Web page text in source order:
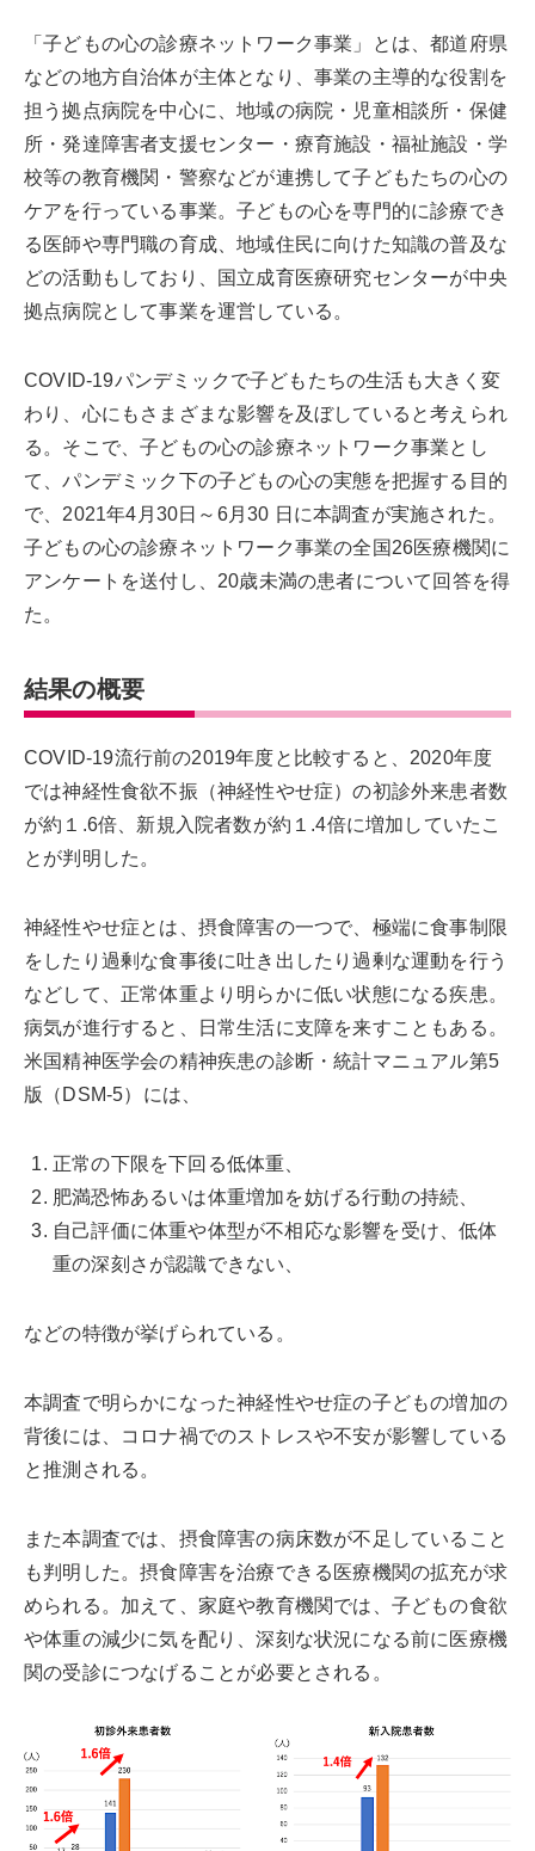
「子どもの心の診療ネットワーク事業」とは、都道府県
などの地方自治体が主体となり、事業の主導的な役割を
担う拠点病院を中心に、地域の病院・児童相談所・保健
所・発達障害者支援センター・療育施設・福祉施設・学
校等の教育機関・警察などが連携して子どもたちの心の
ケアを行っている事業。子どもの心を専門的に診療でき
る医師や専門職の育成、地域住民に向けた知識の普及な
どの活動もしており、国立成育医療研究センターが中央
拠点病院として事業を運営している。
COVID-19パンデミックで子どもたちの生活も大きく変
わり、心にもさまざまな影響を及ぼしていると考えられ
る。そこで、子どもの心の診療ネットワーク事業とし
て、パンデミック下の子どもの心の実態を把握する目的
で、2021年4月30日～6月30 日に本調査が実施された。
子どもの心の診療ネットワーク事業の全国26医療機関に
アンケートを送付し、20歳未満の患者について回答を得
た。
結果の概要
COVID-19流行前の2019年度と比較すると、2020年度
では神経性食欲不振（神経性やせ症）の初診外来患者数
が約１.6倍、新規入院者数が約１.4倍に増加していたこ
とが判明した。
神経性やせ症とは、摂食障害の一つで、極端に食事制限
をしたり過剰な食事後に吐き出したり過剰な運動を行う
などして、正常体重より明らかに低い状態になる疾患。
病気が進行すると、日常生活に支障を来すこともある。
米国精神医学会の精神疾患の診断・統計マニュアル第5
版（DSM-5）には、
正常の下限を下回る低体重、
肥満恐怖あるいは体重増加を妨げる行動の持続、
自己評価に体重や体型が不相応な影響を受け、低体
重の深刻さが認識できない、
などの特徴が挙げられている。
本調査で明らかになった神経性やせ症の子どもの増加の
背後には、コロナ禍でのストレスや不安が影響している
と推測される。
また本調査では、摂食障害の病床数が不足していること
も判明した。摂食障害を治療できる医療機関の拡充が求
められる。加えて、家庭や教育機関では、子どもの食欲
や体重の減少に気を配り、深刻な状況になる前に医療機
関の受診につなげることが必要とされる。